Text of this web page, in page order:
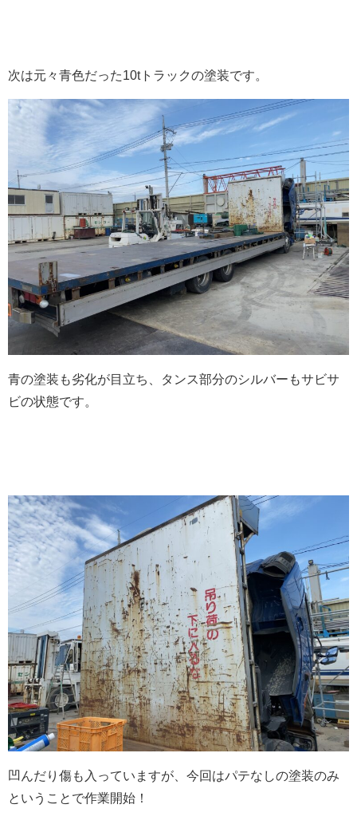
次は元々青色だった10tトラックの塗装です。
青の塗装も劣化が目立ち、タンス部分のシルバーもサビサ
ビの状態です。
凹んだり傷も入っていますが、今回はパテなしの塗装のみ
ということで作業開始！